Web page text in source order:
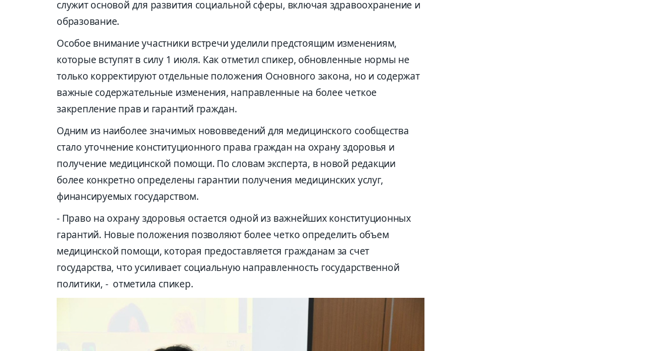
служит основой для развития социальной сферы, включая здравоохранение и
образование.
Особое внимание участники встречи уделили предстоящим изменениям,
которые вступят в силу 1 июля. Как отметил спикер, обновленные нормы не
только корректируют отдельные положения Основного закона, но и содержат
важные содержательные изменения, направленные на более четкое
закрепление прав и гарантий граждан.
Одним из наиболее значимых нововведений для медицинского сообщества
стало уточнение конституционного права граждан на охрану здоровья и
получение медицинской помощи. По словам эксперта, в новой редакции
более конкретно определены гарантии получения медицинских услуг,
финансируемых государством.
- Право на охрану здоровья остается одной из важнейших конституционных
гарантий. Новые положения позволяют более четко определить объем
медицинской помощи, которая предоставляется гражданам за счет
государства, что усиливает социальную направленность государственной
политики, - отметила спикер.